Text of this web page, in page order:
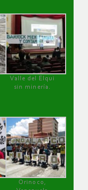
Valle del Elqui
sin minería.
Orinoco,